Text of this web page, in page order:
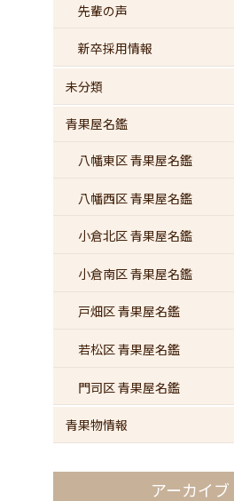
先輩の声
新卒採用情報
未分類
青果屋名鑑
八幡東区 青果屋名鑑
八幡西区 青果屋名鑑
小倉北区 青果屋名鑑
小倉南区 青果屋名鑑
戸畑区 青果屋名鑑
若松区 青果屋名鑑
門司区 青果屋名鑑
青果物情報
アーカイブ